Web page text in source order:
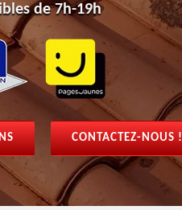
de 7h-19h
CONTACTEZ-NOUS !